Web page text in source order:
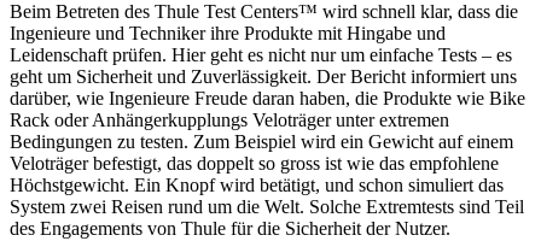
Beim Betreten des Thule Test Centers™ wird schnell klar, dass die
Ingenieure und Techniker ihre Produkte mit Hingabe und
Leidenschaft prüfen. Hier geht es nicht nur um einfache Tests – es
geht um Sicherheit und Zuverlässigkeit. Der Bericht informiert uns
darüber, wie Ingenieure Freude daran haben, die Produkte wie Bike
Rack oder Anhängerkupplungs Veloträger unter extremen
Bedingungen zu testen. Zum Beispiel wird ein Gewicht auf einem
Veloträger befestigt, das doppelt so gross ist wie das empfohlene
Höchstgewicht. Ein Knopf wird betätigt, und schon simuliert das
System zwei Reisen rund um die Welt. Solche Extremtests sind Teil
des Engagements von Thule für die Sicherheit der Nutzer.